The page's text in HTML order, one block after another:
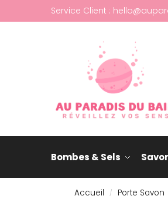
Service Client :
Bombes & Sels
Accueil / Porte Savon